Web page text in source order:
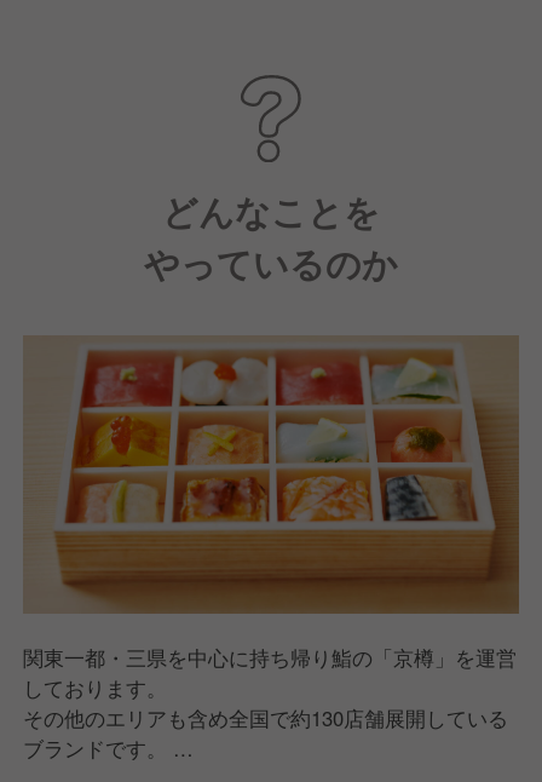
暇 結婚休暇 忌引休暇 公務休
暇 子の看護休暇 生理休暇
どんなことを
やっているのか
関東一都・三県を中心に持ち帰り鮨の「京樽」を運営
しております。
その他のエリアも含め全国で約130店舗展開している
ブランドです。